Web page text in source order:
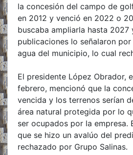
la concesión del campo de
en 2012 y venció en 2022 o
buscaba ampliarla hasta 2027
publicaciones lo señalaron
agua del municipio, lo cual
El presidente López Obrador,
febrero, mencionó que la
vencida y los terrenos serían
área natural protegida por lo
ser ocupados por la empresa.
que se hizo un avalúo del
rechazado por Grupo Salinas.